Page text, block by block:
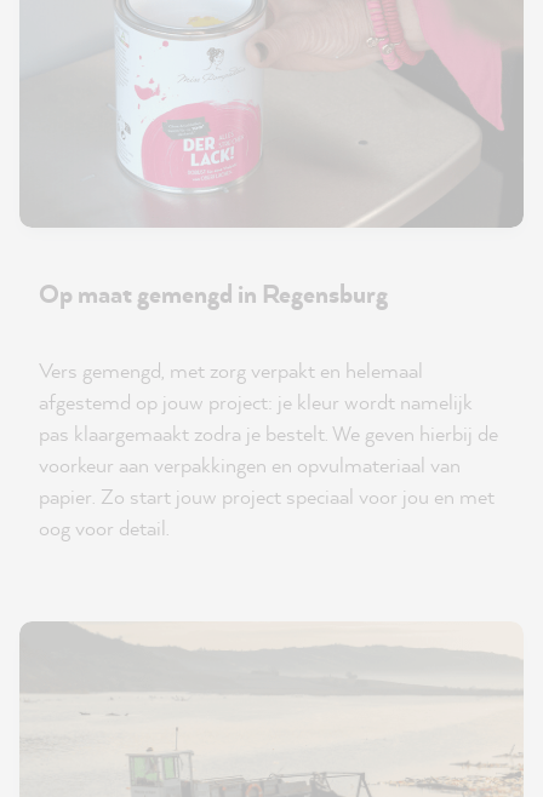
Op maat gemengd in Regensburg
Vers gemengd, met zorg verpakt en helemaal
afgestemd op jouw project: je kleur wordt namelijk
pas klaargemaakt zodra je bestelt. We geven hierbij de
voorkeur aan verpakkingen en opvulmateriaal van
papier. Zo start jouw project speciaal voor jou en met
oog voor detail.